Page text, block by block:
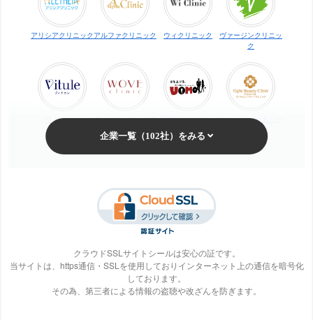
湘南美容クリニック（メンズ）の口コミ
湘南美容クリニックの口コミ
新宿美容外科クリニックの口コミ
ストラッシュの口コミ
脱毛の窓口 東京クリニック（DMTC）の口コミ
ダンディハウス（メンズ）の口コミ
ディオーネの口コミ
TCB東京中央美容外科の口コミ
トイトイトイクリニックの口コミ
東京イセアクリニックの口コミ
東京形成美容外科（船橋）の口コミ
東京美容外科 大阪梅田院の口コミ
アリシアクリニック アルファクリニック ウィクリニック
ヴァージンクリニッ
ク
ヴィトゥレ
ウォブクリニック中
目黒
UOMO（ウオモ） エイトビューティー
クリニック
エステ・タイム エステティックTBC
S-Labo（エスラ
ボ）
エピレ エミナルクリニック エルクリニック
クラウドSSLサイトシールは安心の証です。
当サイトは、https通信・SSLを使用しておりインターネット上の通信を暗号化
しております。
その為、第三者による情報の盗聴や改ざんを防ぎます。